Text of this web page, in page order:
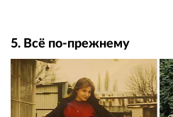
5. Всё по-прежнему